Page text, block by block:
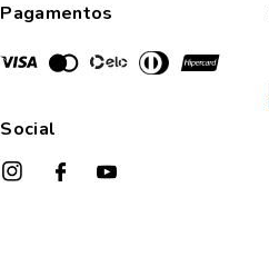
Pagamentos
Social